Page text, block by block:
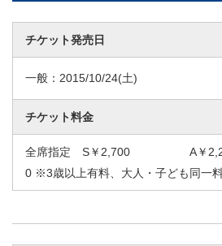
チケット発売日
一般： 2015/10/24(土)
チケット料金
全席指定 S￥2,700 A
0 ※3歳以上有料、大人・子ども同一